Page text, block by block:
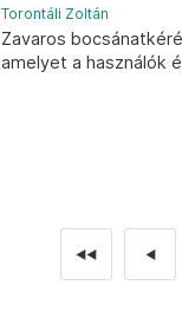
Torontáli Zoltán
Zavaros
amelyet a használók
◄◄ ◄